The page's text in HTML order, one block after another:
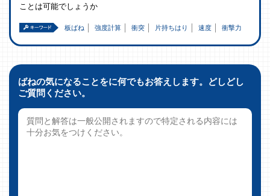
ことは可能でしょうか
板ばね 強度計算 衝突 片持ちはり 速度 衝撃力
ばねの気になることをに何でもお答えします。どしどし
ご質問ください。